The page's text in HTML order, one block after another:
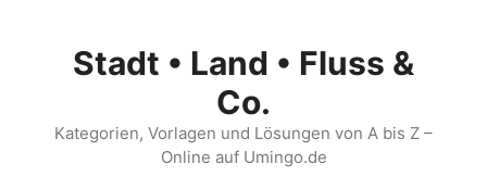
springenStadt • Land • Fluss &
Co.
Kategorien, Vorlagen und Lösungen von A bis Z –
Online auf Umingo.de